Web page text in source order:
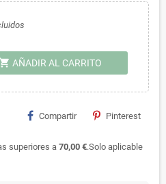
AÑADIR AL CARRITO
Compartir Pinterest
superiores a 70,00 €.Solo aplicable